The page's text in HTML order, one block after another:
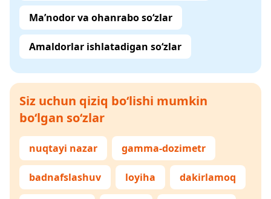
Ma’nodor va ohanrabo so‘zlar
Amaldorlar ishlatadigan so‘zlar
Siz uchun qiziq bo‘lishi mumkin
bo‘lgan so‘zlar
nuqtayi nazar gamma-dozimetr
badnafslashuv loyiha dakirlamoq